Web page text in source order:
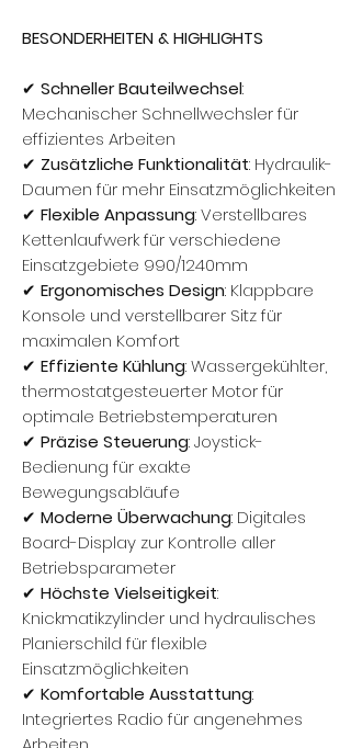
BESONDERHEITEN & HIGHLIGHTS
✔ Schneller Bauteilwechsel:
Mechanischer Schnellwechsler für
effizientes Arbeiten
✔ Zusätzliche Funktionalität: Hydraulik-
Daumen für mehr Einsatzmöglichkeiten
✔ Flexible Anpassung: Verstellbares
Kettenlaufwerk für verschiedene
Einsatzgebiete 990/1240mm
✔ Ergonomisches Design: Klappbare
Konsole und verstellbarer Sitz für
maximalen Komfort
✔ Effiziente Kühlung: Wassergekühlter,
thermostatgesteuerter Motor für
optimale Betriebstemperaturen
✔ Präzise Steuerung: Joystick-
Bedienung für exakte
Bewegungsabläufe
✔ Moderne Überwachung: Digitales
Board-Display zur Kontrolle aller
Betriebsparameter
✔ Höchste Vielseitigkeit:
Knickmatikzylinder und hydraulisches
Planierschild für flexible
Einsatzmöglichkeiten
✔ Komfortable Ausstattung:
Integriertes Radio für angenehmes